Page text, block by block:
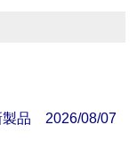
製品 2026/08/07